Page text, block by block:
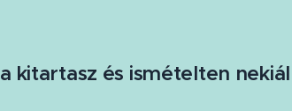
a kitartasz és ismételten